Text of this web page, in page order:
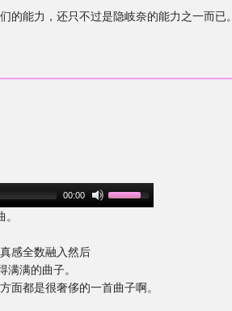
能力，还只不过是隐岐奈的能力之一而已。
00:00
感全数融入然后
满的曲子。
面都是很奢侈的一首曲子啊。